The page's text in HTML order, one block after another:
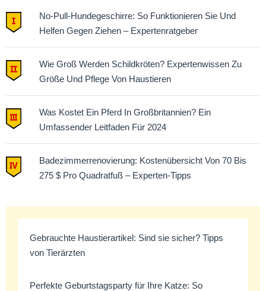
No-Pull-Hundegeschirre: So Funktionieren Sie Und
Helfen Gegen Ziehen – Expertenratgeber
Wie Groß Werden Schildkröten? Expertenwissen Zu
Größe Und Pflege Von Haustieren
Was Kostet Ein Pferd In Großbritannien? Ein
Umfassender Leitfaden Für 2024
Badezimmerrenovierung: Kostenübersicht Von 70 Bis
275 $ Pro Quadratfuß – Experten-Tipps
Gebrauchte Haustierartikel: Sind sie sicher? Tipps
von Tierärzten
Perfekte Geburtstagsparty für Ihre Katze: So